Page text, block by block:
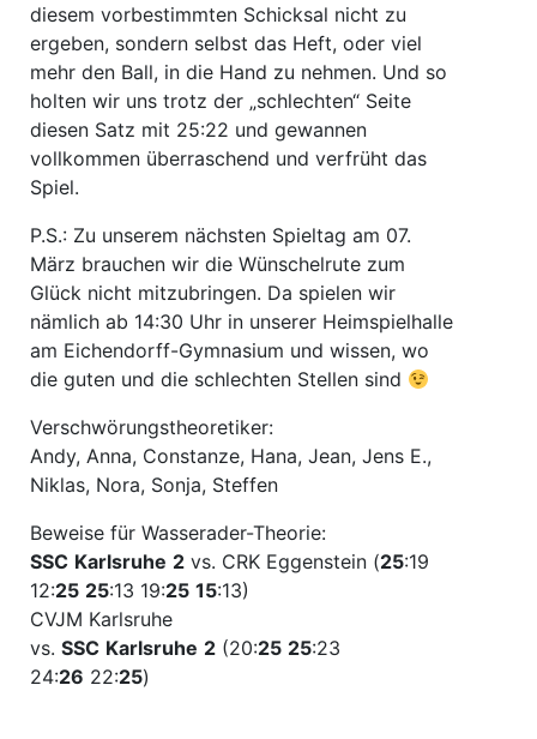
diesem vorbestimmten Schicksal nicht zu
ergeben, sondern selbst das Heft, oder viel
mehr den Ball, in die Hand zu nehmen. Und so
holten wir uns trotz der „schlechten“ Seite
diesen Satz mit 25:22 und gewannen
vollkommen überraschend und verfrüht das
Spiel.
P.S.: Zu unserem nächsten Spieltag am 07.
März brauchen wir die Wünschelrute zum
Glück nicht mitzubringen. Da spielen wir
nämlich ab 14:30 Uhr in unserer Heimspielhalle
am Eichendorff-Gymnasium und wissen, wo
die guten und die schlechten Stellen sind
Verschwörungstheoretiker:
Andy, Anna, Constanze, Hana, Jean, Jens E.,
Niklas, Nora, Sonja, Steffen
Beweise für Wasserader-Theorie:
SSC Karlsruhe 2 vs. CRK Eggenstein (25:19
12:25 25:13 19:25 15:13)
CVJM Karlsruhe
vs. SSC Karlsruhe 2 (20:25 25:23
24:26 22:25)